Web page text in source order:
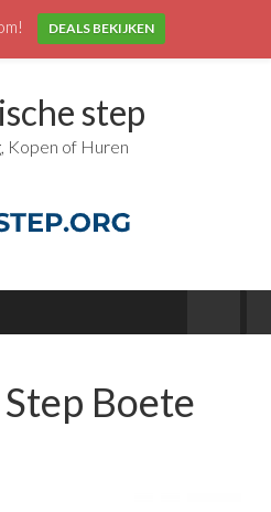
step
Kopen of Huren
Boete
DEALS BEKIJKEN